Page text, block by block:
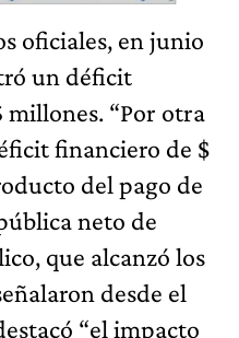
oficiales, en junio
un déficit
millones. “Por otra
financiero de $
del pago de
neto de
que alcanzó los
desde el
“el impacto